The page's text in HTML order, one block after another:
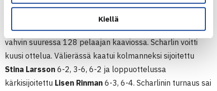
Kiellä
voitti kaksin- ja nelinpelin mestaruudet 14-
vuotiaissa. Kaksinpelissä 11. sijoitettu Scharlin oli lopulta
vahvin suuressa 128 pelaajan kaaviossa. Scharlin voitti
kuusi ottelua. Välierässä kaatui kolmanneksi sijoitettu
Stina Larsson 6-2, 3-6, 6-2 ja loppuottelussa
kärkisijoitettu Lisen Rinman 6-3, 6-4. Scharlinin turnaus sai